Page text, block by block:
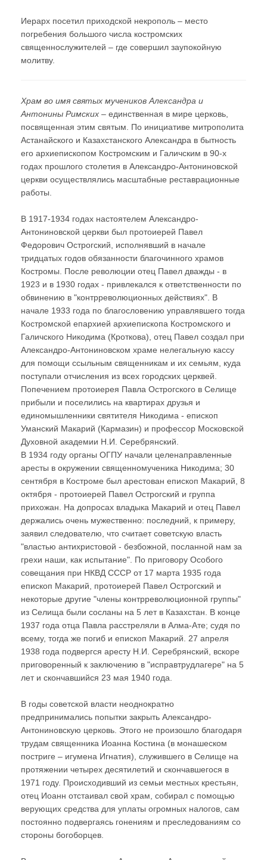
Иерарх посетил приходской некрополь – место
погребения большого числа костромских
священнослужителей – где совершил заупокойную
молитву.
Храм во имя святых мучеников Александра и
Антонины Римских – единственная в мире церковь,
посвященная этим святым. По инициативе митрополита
Астанайского и Казахстанского Александра в бытность
его архиепископом Костромским и Галичским в 90-х
годах прошлого столетия в Александро-Антониновской
церкви осуществлялись масштабные реставрационные
работы.
В 1917-1934 годах настоятелем Александро-
Антониновской церкви был протоиерей Павел
Федорович Острогский, исполнявший в начале
тридцатых годов обязанности благочинного храмов
Костромы. После революции отец Павел дважды - в
1923 и в 1930 годах - привлекался к ответственности по
обвинению в "контрреволюционных действиях". В
начале 1933 года по благословению управлявшего тогда
Костромской епархией архиепископа Костромского и
Галичского Никодима (Кроткова), отец Павел создал при
Александро-Антониновском храме нелегальную кассу
для помощи ссыльным священникам и их семьям, куда
поступали отчисления из всех городских церквей.
Попечением протоиерея Павла Острогского в Селище
прибыли и поселились на квартирах друзья и
единомышленники святителя Никодима - епископ
Уманский Макарий (Кармазин) и профессор Московской
Духовной академии Н.И. Серебрянский.
В 1934 году органы ОГПУ начали целенаправленные
аресты в окружении священномученика Никодима; 30
сентября в Костроме был арестован епископ Макарий, 8
октября - протоиерей Павел Острогский и группа
прихожан. На допросах владыка Макарий и отец Павел
держались очень мужественно: последний, к примеру,
заявил следователю, что считает советскую власть
"властью антихристовой - безбожной, посланной нам за
грехи наши, как испытание". По приговору Особого
совещания при НКВД СССР от 17 марта 1935 года
епископ Макарий, протоиерей Павел Острогский и
некоторые другие "члены контрреволюционной группы"
из Селища были сосланы на 5 лет в Казахстан. В конце
1937 года отца Павла расстреляли в Алма-Ате; судя по
всему, тогда же погиб и епископ Макарий. 27 апреля
1938 года подвергся аресту Н.И. Серебрянский, вскоре
приговоренный к заключению в "исправтрудлагере" на 5
лет и скончавшийся 23 мая 1940 года.
В годы советской власти неоднократно
предпринимались попытки закрыть Александро-
Антониновскую церковь. Этого не произошло благодаря
трудам священника Иоанна Костина (в монашеском
постриге – игумена Игнатия), служившего в Селище на
протяжении четырех десятилетий и скончавшегося в
1971 году. Происходивший из семьи местных крестьян,
отец Иоанн отстаивал свой храм, собирал с помощью
верующих средства для уплаты огромных налогов, сам
постоянно подвергаясь гонениям и преследованиям со
стороны богоборцев.